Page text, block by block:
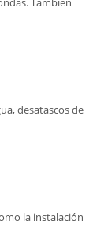
desatascos de
la instalación